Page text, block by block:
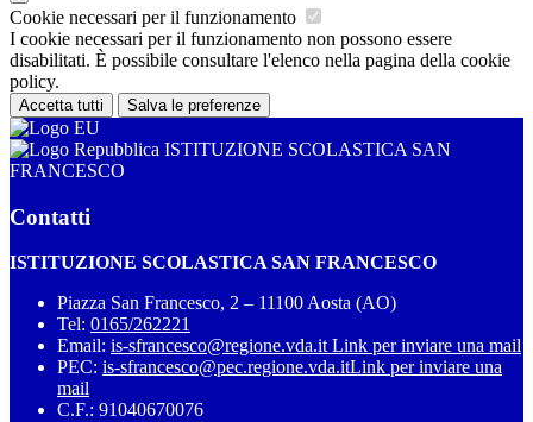
Cookie necessari per il funzionamento
I cookie necessari per il funzionamento non possono essere
disabilitati. È possibile consultare l'elenco nella pagina della cookie
policy.
Accetta tutti Salva le preferenze
ISTITUZIONE SCOLASTICA SAN
FRANCESCO
Contatti
ISTITUZIONE SCOLASTICA SAN FRANCESCO
Piazza San Francesco, 2 – 11100 Aosta (AO)
Tel: 0165/262221
Email: is-sfrancesco@regione.vda.itLink per inviare una mail
PEC: is-sfrancesco@pec.regione.vda.itLink per inviare una
mail
C.F.: 91040670076